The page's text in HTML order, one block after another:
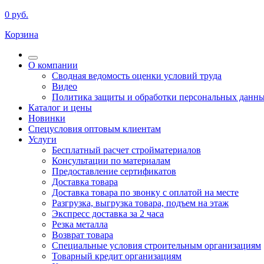
0 руб.
Корзина
О компании
Сводная ведомость оценки условий труда
Видео
Политика защиты и обработки персональных
Каталог и цены
Новинки
Спецусловия оптовым клиентам
Услуги
Бесплатный расчет стройматериалов
Консультации по материалам
Предоставление сертификатов
Доставка товара
Доставка товара по звонку с оплатой на месте
Разгрузка, выгрузка товара, подъем на этаж
Экспресс доставка за 2 часа
Резка металла
Возврат товара
Специальные условия строительным организациям
Товарный кредит организациям